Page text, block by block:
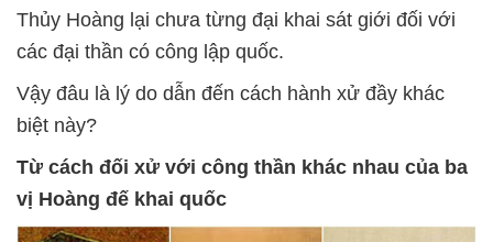
Thủy Hoàng lại chưa từng đại khai sát giới đối với
các đại thần có công lập quốc.
Vậy đâu là lý do dẫn đến cách hành xử đầy khác
biệt này?
Từ cách đối xử với công thần khác nhau của ba
vị Hoàng đế khai quốc